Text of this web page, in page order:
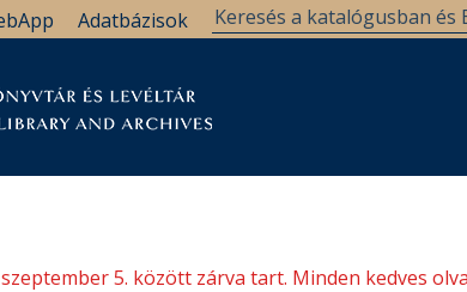
Adatbázisok
5. között zárva tart. Minden kedves